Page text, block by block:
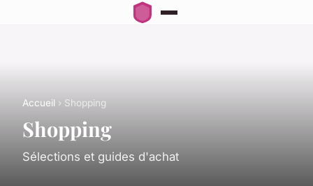
Accueil › Shopping
Shopping
Sélections et guides d'achat